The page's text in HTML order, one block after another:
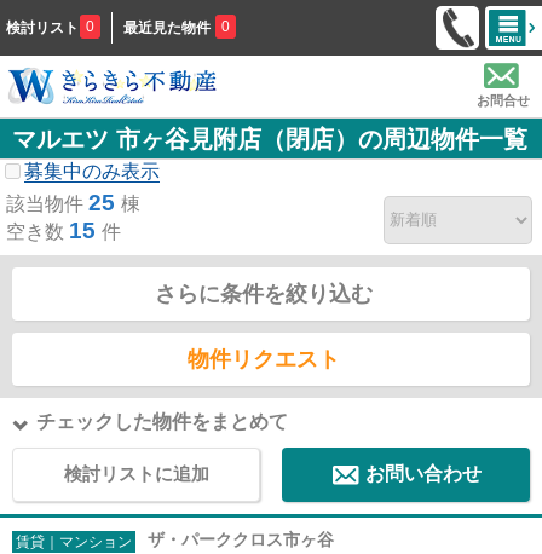
検討リスト 0 最近見た物件 0
お問合せ
マルエツ 市ヶ谷見附店（閉店）の周辺物件一覧
募集中のみ表示
該当物件 25 棟
空き数 15 件
さらに条件を絞り込む
物件リクエスト
チェックした物件をまとめて
検討リストに追加 お問い合わせ
賃貸｜マンション ザ・パーククロス市ヶ谷